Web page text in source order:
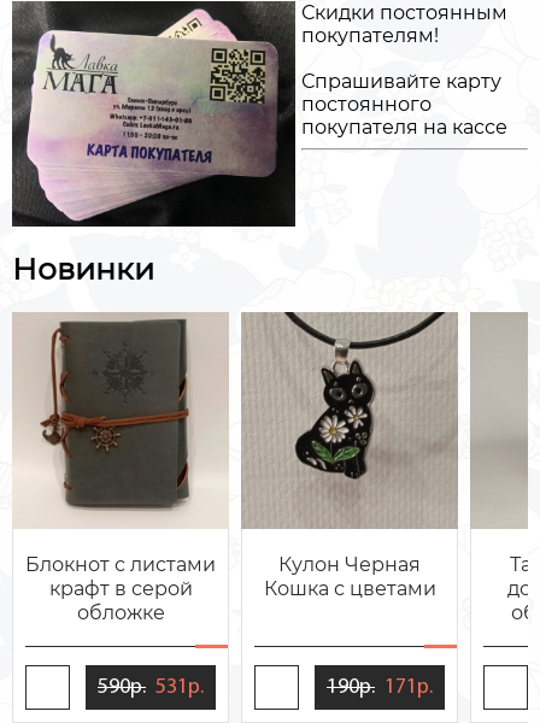
Скидки постоянным
покупателям!
Спрашивайте карту
постоянного
покупателя на кассе
Новинки
Блокнот с листами
крафт в серой
обложке
590р. 531р.
Кулон Черная
Кошка с цветами
190р. 171р.